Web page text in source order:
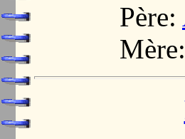
Père:
Mère: